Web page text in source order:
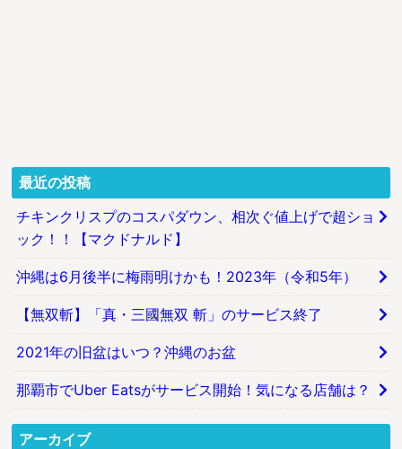
最近の投稿
チキンクリスプのコスパダウン、相次ぐ値上げで超ショ
ック！！【マクドナルド】
沖縄は6月後半に梅雨明けかも！2023年（令和5年）
【無双斬】「真・三國無双 斬」のサービス終了
2021年の旧盆はいつ？沖縄のお盆
那覇市でUber Eatsがサービス開始！気になる店舗は？
アーカイブ